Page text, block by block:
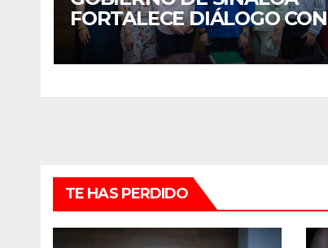
FORTALECE DIÁLOGO CON
MUJERES EMPRESARIAS DE
CULIACÁN
TE HAS PERDIDO